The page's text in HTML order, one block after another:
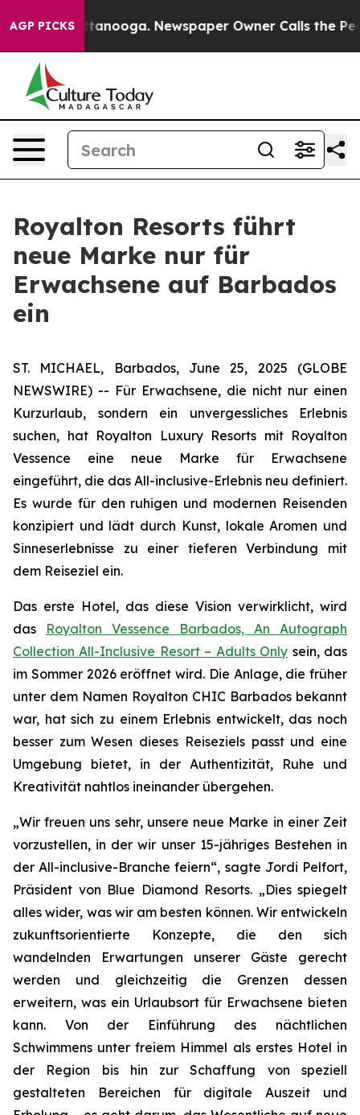
AGP PICKS
Chattanooga. Newspaper Owner Calls the People
Royalton Resorts führt
neue Marke nur für
Erwachsene auf Barbados
ein
ST. MICHAEL, Barbados, June 25, 2025 (GLOBE
NEWSWIRE) -- Für Erwachsene, die nicht nur einen
Kurzurlaub, sondern ein unvergessliches Erlebnis
suchen, hat Royalton Luxury Resorts mit Royalton
Vessence eine neue Marke für Erwachsene
eingeführt, die das All-inclusive-Erlebnis neu definiert.
Es wurde für den ruhigen und modernen Reisenden
konzipiert und lädt durch Kunst, lokale Aromen und
Sinneserlebnisse zu einer tieferen Verbindung mit
dem Reiseziel ein.
Das erste Hotel, das diese Vision verwirklicht, wird
das Royalton Vessence Barbados, An Autograph
Collection All-Inclusive Resort – Adults Only sein, das
im Sommer 2026 eröffnet wird. Die Anlage, die früher
unter dem Namen Royalton CHIC Barbados bekannt
war, hat sich zu einem Erlebnis entwickelt, das noch
besser zum Wesen dieses Reiseziels passt und eine
Umgebung bietet, in der Authentizität, Ruhe und
Kreativität nahtlos ineinander übergehen.
„Wir freuen uns sehr, unsere neue Marke in einer Zeit
vorzustellen, in der wir unser 15-jähriges Bestehen in
der All-inclusive-Branche feiern“, sagte Jordi Pelfort,
Präsident von Blue Diamond Resorts. „Dies spiegelt
alles wider, was wir am besten können. Wir entwickeln
zukunftsorientierte Konzepte, die den sich
wandelnden Erwartungen unserer Gäste gerecht
werden und gleichzeitig die Grenzen dessen
erweitern, was ein Urlaubsort für Erwachsene bieten
kann. Von der Einführung des nächtlichen
Schwimmens unter freiem Himmel als erstes Hotel in
der Region bis hin zur Schaffung von speziell
gestalteten Bereichen für digitale Auszeit und